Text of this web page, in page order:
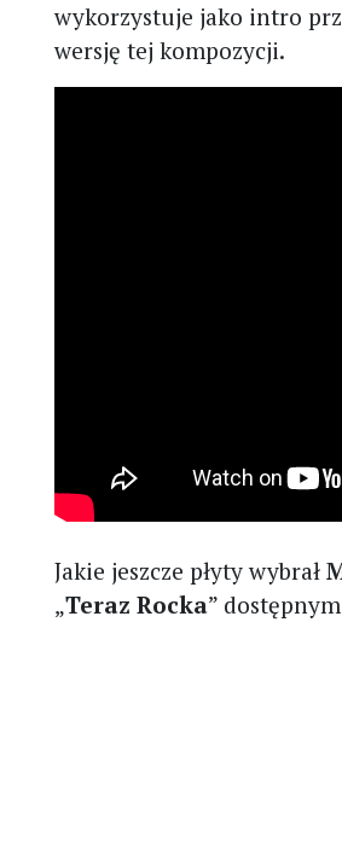
wykorzystuje jako intro
wersję tej kompozycji.
Jakie jeszcze płyty wybrał
„Teraz Rocka”